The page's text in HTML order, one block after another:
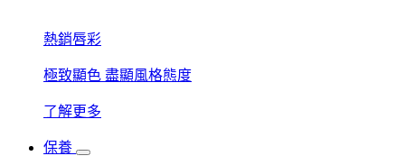
熱銷唇彩
極致顯色 盡顯風格態度
了解更多
保養